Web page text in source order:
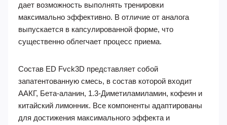
дает возможность выполнять тренировки
максимально эффективно. В отличие от аналога
выпускается в капсулированной форме, что
существенно облегчает процесс приема.
Состав ED Fvck3D представляет собой
запатентованную смесь, в состав которой входит
ААКГ, Бета-аланин, 1.3-Диметиламиламин, кофеин и
китайский лимонник. Все компоненты адаптированы
для достижения максимального эффекта и